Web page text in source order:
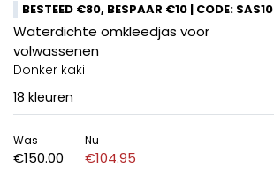
BESTEED €80, BESPAAR €10 | CODE: SAS10
Waterdichte omkleedjas voor
volwassenen
Donker kaki
18 kleuren
Was
€150.00
Nu
€104.95